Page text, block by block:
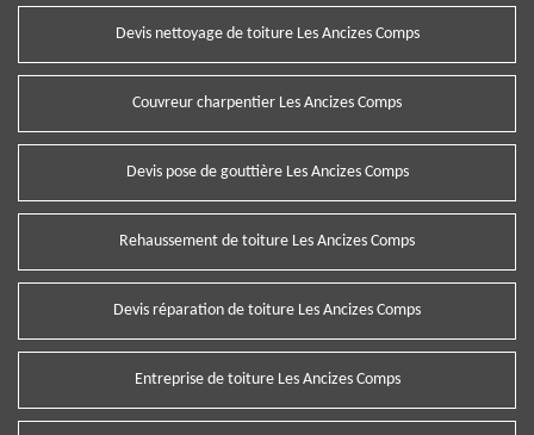
Devis nettoyage de toiture Les Ancizes Comps
Couvreur charpentier Les Ancizes Comps
Devis pose de gouttière Les Ancizes Comps
Rehaussement de toiture Les Ancizes Comps
Devis réparation de toiture Les Ancizes Comps
Entreprise de toiture Les Ancizes Comps